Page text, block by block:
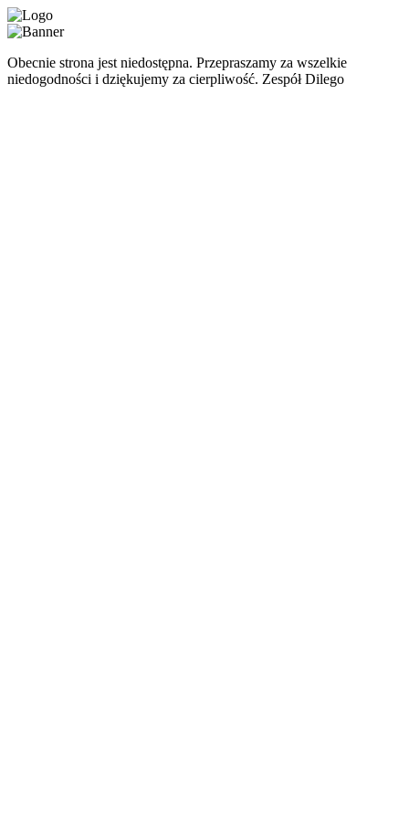
Obecnie strona jest niedostępna. Przepraszamy za wszelkie
niedogodności i dziękujemy za cierpliwość. Zespół Dilego